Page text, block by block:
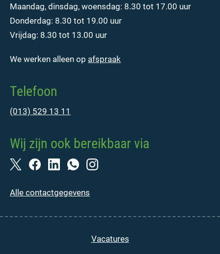
Maandag, dinsdag, woensdag: 8.30 tot 17.00 uur
Donderdag: 8.30 tot 19.00 uur
Vrijdag: 8.30 tot 13.00 uur
We werken alleen op afspraak
Telefoon
(013) 529 13 11
Wij zijn ook bereikbaar via
Alle contactgegevens
Vacatures